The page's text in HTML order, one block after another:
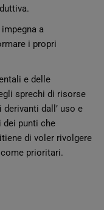
a
i propri
e delle
sprechi di risorse
dall’ uso e
punti che
di voler rivolgere
prioritari.